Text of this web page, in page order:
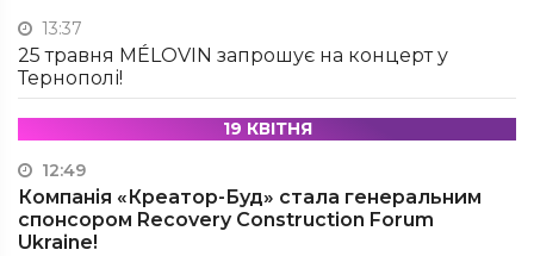
13:37
25 травня MÉLOVIN запрошує на концерт у
Тернополі!
19 КВІТНЯ
12:49
Компанія «Креатор-Буд» стала генеральним
спонсором Recovery Construction Forum
Ukraine!